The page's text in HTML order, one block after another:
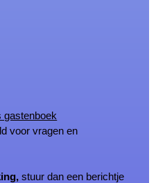
gastenboek
voor vragen en
stuur dan een berichtje